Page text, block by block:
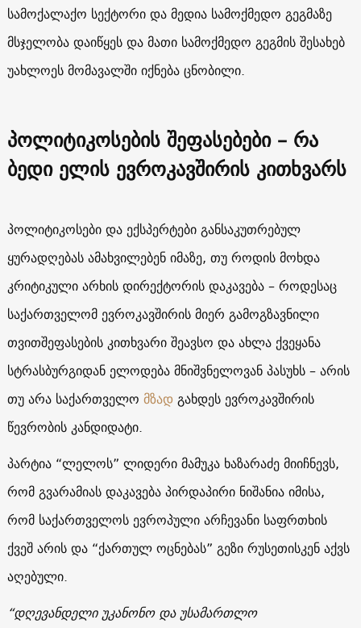
სამოქალაქო სექტორი და მედია სამოქმედო გეგმაზე
მსჯელობა დაიწყეს და მათი სამოქმედო გეგმის შესახებ
უახლოეს მომავალში იქნება ცნობილი.
პოლიტიკოსების შეფასებები – რა
ბედი ელის ევროკავშირის კითხვარს
პოლიტიკოსები და ექსპერტები განსაკუთრებულ
ყურადღებას ამახვილებენ იმაზე, თუ როდის მოხდა
კრიტიკული არხის დირექტორის დაკავება – როდესაც
საქართველომ ევროკავშირის მიერ გამოგზავნილი
თვითშეფასების კითხვარი შეავსო და ახლა ქვეყანა
სტრასბურგიდან ელოდება მნიშვნელოვან პასუხს – არის
თუ არა საქართველო მზად გახდეს ევროკავშირის
წევრობის კანდიდატი.
პარტია “ლელოს” ლიდერი მამუკა ხაზარაძე მიიჩნევს,
რომ გვარამიას დაკავება პირდაპირი ნიშანია იმისა,
რომ საქართველოს ევროპული არჩევანი საფრთხის
ქვეშ არის და “ქართულ ოცნებას” გეზი რუსეთისკენ აქვს
აღებული.
“დღევანდელი უკანონო და უსამართლო